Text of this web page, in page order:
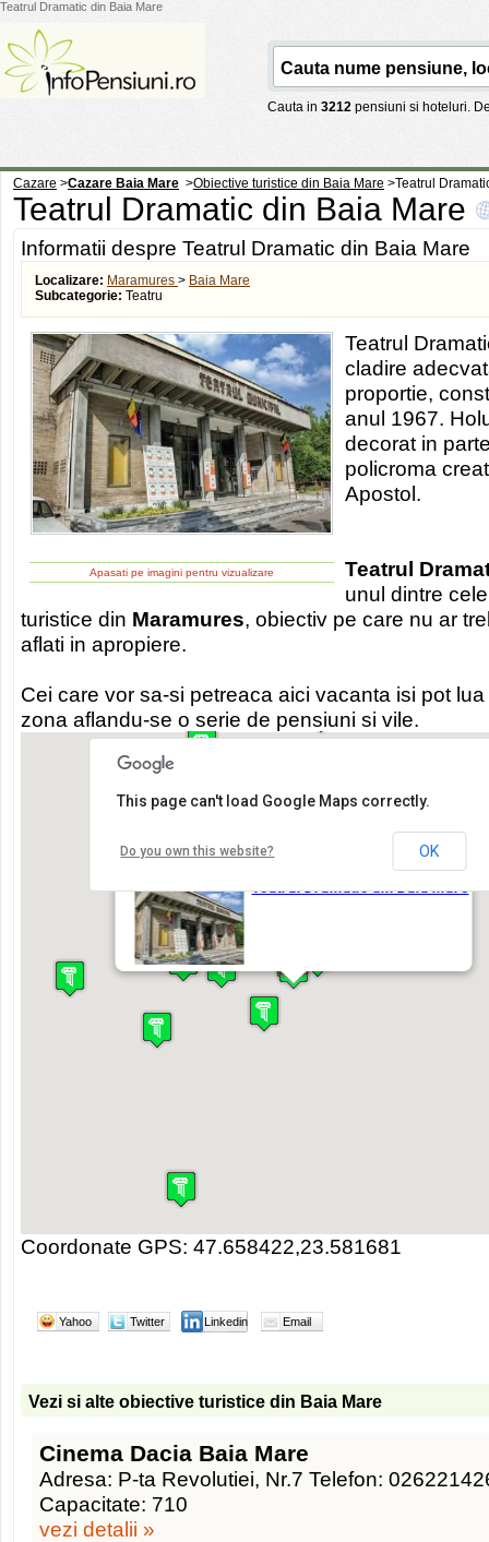
Teatrul Dramatic din Baia Mare
Cauta in 3212 pensiuni si hoteluri.
Cazare >Cazare Baia Mare >Obiective turistice din Baia Mare >Teatrul
Teatrul Dramatic din Baia Mare
Informatii despre Teatrul Dramatic din Baia Mare
Localizare: Maramures > Baia Mare
Subcategorie: Teatru
Apasati pe imagini pentru vizualizare
Teatrul
cladire
proportie,
anul 1967.
decorat in
policroma
Apostol.
Teatrul
unul dintre
turistice din Maramures, obiectiv pe care nu ar
aflati in apropiere.
Cei care vor sa-si petreaca aici vacanta isi pot lua
zona aflandu-se o serie de pensiuni si vile.
Coordonate GPS: 47.658422,23.581681
Yahoo Twitter Linkedin Email
Vezi si alte obiective turistice din Baia Mare
Cinema Dacia Baia Mare
Adresa: P-ta Revolutiei, Nr.7 Telefon:
Capacitate: 710
vezi detalii »